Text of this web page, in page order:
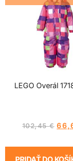
LEGO Overál
102,45€
PRIDAŤ DO